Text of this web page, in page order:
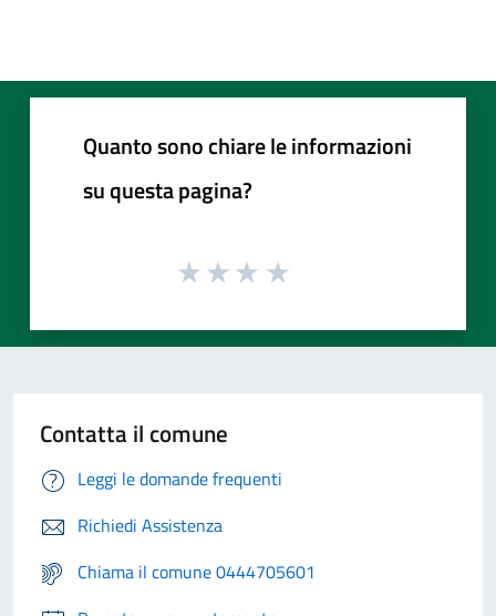
Quanto sono chiare le informazioni
su questa pagina?
Contatta il comune
Leggi le domande frequenti
Richiedi Assistenza
Chiama il comune 0444705601